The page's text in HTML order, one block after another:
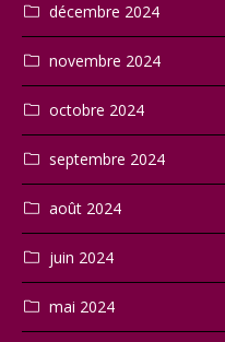
décembre 2024
novembre 2024
octobre 2024
septembre 2024
août 2024
juin 2024
mai 2024